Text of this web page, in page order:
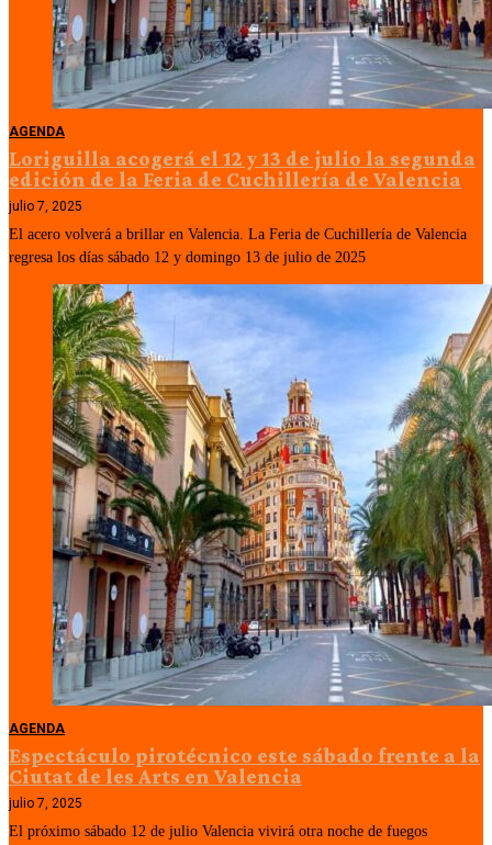
AGENDA
Loriguilla acogerá el 12 y 13 de julio la segunda
edición de la Feria de Cuchillería de Valencia
julio 7, 2025
El acero volverá a brillar en Valencia. La Feria de Cuchillería de Valencia
regresa los días sábado 12 y domingo 13 de julio de 2025
AGENDA
Espectáculo pirotécnico este sábado frente a la
Ciutat de les Arts en Valencia
julio 7, 2025
El próximo sábado 12 de julio Valencia vivirá otra noche de fuegos